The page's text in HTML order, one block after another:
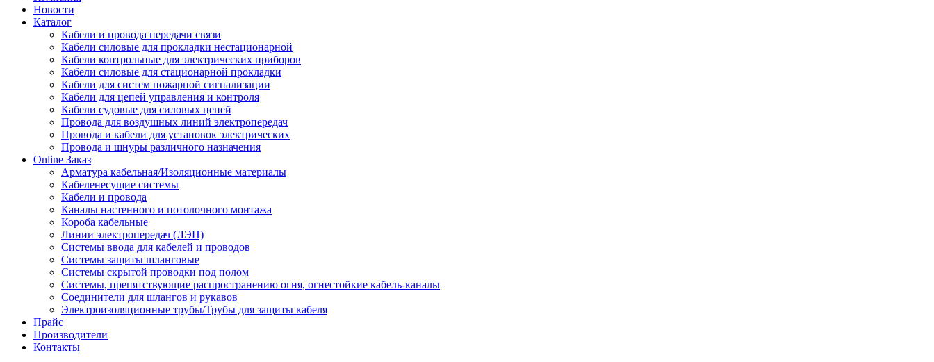
Новости
Каталог
Кабели и провода передачи связи
Кабели силовые для прокладки нестационарной
Кабели контрольные для электрических приборов
Кабели силовые для стационарной прокладки
Кабели для систем пожарной сигнализации
Кабели для цепей управления и контроля
Кабели судовые для силовых цепей
Провода для воздушных линий электропередач
Провода и кабели для установок электрических
Провода и шнуры различного назначения
Online Заказ
Арматура кабельная/Изоляционные материалы
Кабеленесущие системы
Кабели и провода
Каналы настенного и потолочного монтажа
Короба кабельные
Линии электропередач (ЛЭП)
Системы ввода для кабелей и проводов
Системы защиты шланговые
Системы скрытой проводки под полом
Системы, препятствующие распространению огня, огнестойкие кабель-каналы
Соединители для шлангов и рукавов
Электроизоляционные трубы/Трубы для защиты кабеля
Прайс
Производители
Контакты